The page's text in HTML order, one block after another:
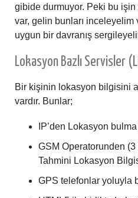
gibide durmuyor. Peki bu işin
var, gelin bunları inceleyelim
uygun bir davranış
Lokasyon Bazlı Servisler
Bir kişinin lokasyon bilgisini
vardır. Bunlar;
IP’den Lokasyon
GSM Operatorunden
Tahmini Lokasyon
GPS telefonlar yoluyla